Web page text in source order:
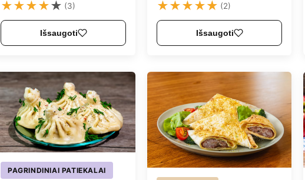
★★★★★ (3)
Išsaugoti
★★★★★ (2)
Išsaugoti
PAGRINDINIAI PATIEKALAI